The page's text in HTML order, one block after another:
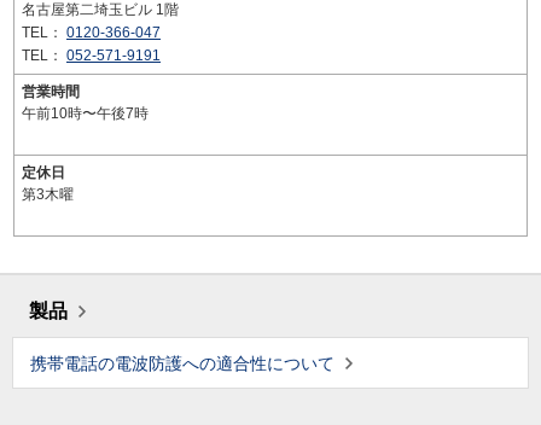
名古屋第二埼玉ビル 1階
TEL： 0120-366-047
TEL： 052-571-9191
営業時間
午前10時〜午後7時
定休日
第3木曜
製品
携帯電話の電波防護への適合性について